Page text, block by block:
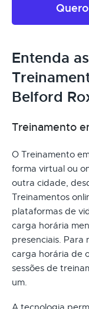
Entenda
Belford
Treinamento
O Treinamento
forma virtual ou
outra cidade,
Treinamentos
plataformas de
carga horária
presenciais. Para
carga horária de
sessões de
um.